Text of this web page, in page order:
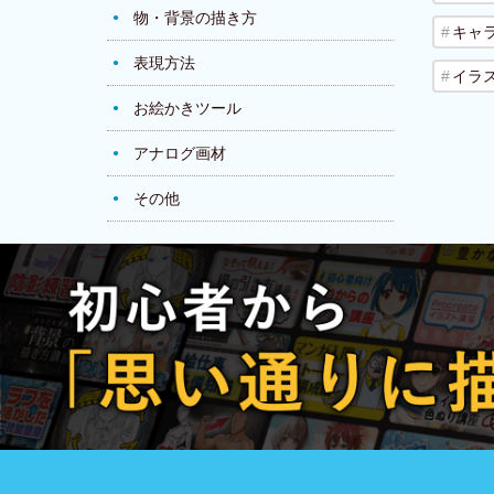
物・背景の描き方
表現方法
お絵かきツール
アナログ画材
その他
キャ
イラ